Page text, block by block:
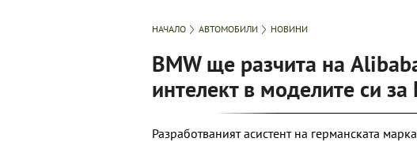
НАЧАЛО АВТОМОБИЛИ НОВИНИ
BMW ще разчита на
интелект в моделите си за
Разработваният асистент на германската